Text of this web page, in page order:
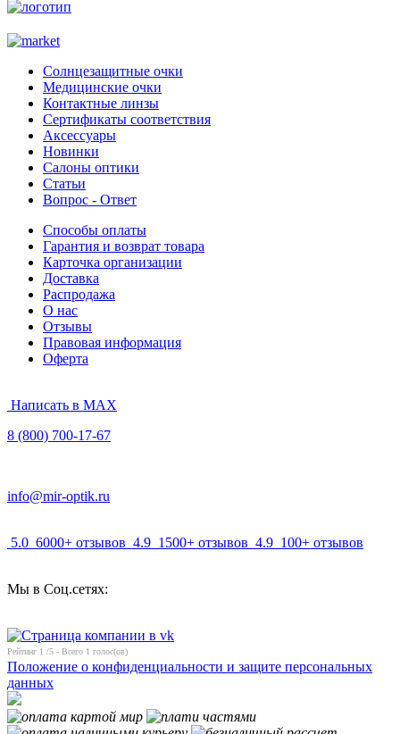
Солнцезащитные очки
Медицинские очки
Контактные линзы
Сертификаты соответствия
Аксессуары
Новинки
Салоны оптики
Статьи
Вопрос - Ответ
Способы оплаты
Гарантия и возврат товара
Карточка организации
Доставка
Распродажа
О нас
Отзывы
Правовая информация
Оферта
Написать в MAX
8 (800) 700-17-67
info@mir-optik.ru
5.0 6000+ отзывов 4.9 1500+ отзывов 4.9 100+ отзывов
Мы в Соц.сетях:
Рейтинг 1 /5 - Всего 1 голос(ов)
Положение о конфиденциальности и защите персональных
данных